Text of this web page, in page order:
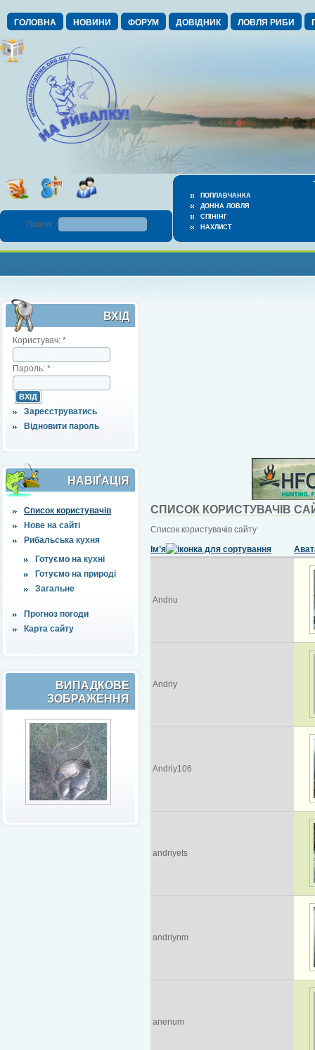
ГОЛОВНА НОВИНИ ФОРУМ ДОВІДНИК ЛОВЛЯ РИБИ
ПОПЛАВЧАНКА
ДОННА ЛОВЛЯ
СПІНІНГ
НАХЛИСТ
Пошук :
ВХІД
Користувач: *
Пароль: *
Зареєструватись
Відновити пароль
НАВІҐАЦІЯ
Список користувачів
Нове на сайті
Рибальська кухня
Готуємо на кухні
Готуємо на природі
Загальне
Прогноз погоди
Карта сайту
ВИПАДКОВЕ
ЗОБРАЖЕННЯ
СПИСОК КОРИСТУВАЧІВ
Список користувачів сайту
Ім’я
Andriu
Andriy
Andriy106
andriyets
andriynm
anenum